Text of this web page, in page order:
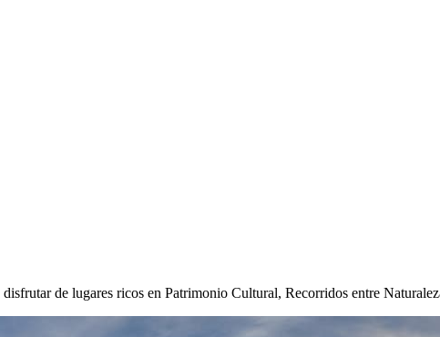
de lugares ricos en Patrimonio Cultural, Recorridos entre